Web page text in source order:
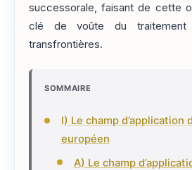
successorale, faisant de cette
clé de voûte du traitement
transfrontières.
SOMMAIRE
I) Le champ d’application
européen
A) Le champ